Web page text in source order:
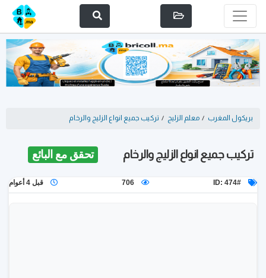
بريكول المغرب / معلم الزليج / تركيب جميع انواع الزليج والرخام
تركيب جميع انواع الزليج والرخام تحقق مع البائع
ID: 474#
706 قبل 4 أعوام